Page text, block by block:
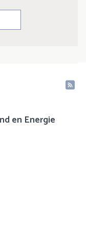
en Energie